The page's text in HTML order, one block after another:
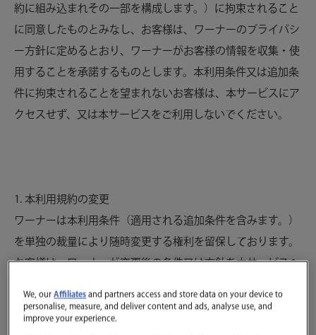
約に組み込まれその一部を構成します。）に拘束されること
に同意したものとみなし、お客様は、ワーナーのプライバシ
ー方針に定めるとおり、ワーナーがお客様の情報を収集・使
用することを承諾するものとします。本利用条件又は追加条
件に拘束されることを望まれないお客様は、本サービスにア
クセスせず、又は本サービスをご利用しないでください。
1. 本利用規約の変更
ワーナーは本利用条件（適用される追加条件を含みます。）
を単独の裁量により随時変更する権利を留保しております。
お客様は、ワーナーが変更後の条件又は方針を本サービスへ
る通知後もお客様が継続して本サービスをご利用された場合
は、お客様が変更後の本利用条件等に同意いただいたものと
We, ourAffiliatesand partners access and store data on your device to
personalise, measure, and deliver content and ads, analyse use, and
improve your experience.